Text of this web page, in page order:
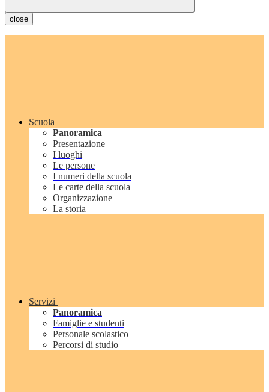
close
Scuola
Panoramica
Presentazione
I luoghi
Le persone
I numeri della scuola
Le carte della scuola
Organizzazione
La storia
Servizi
Panoramica
Famiglie e studenti
Personale scolastico
Percorsi di studio